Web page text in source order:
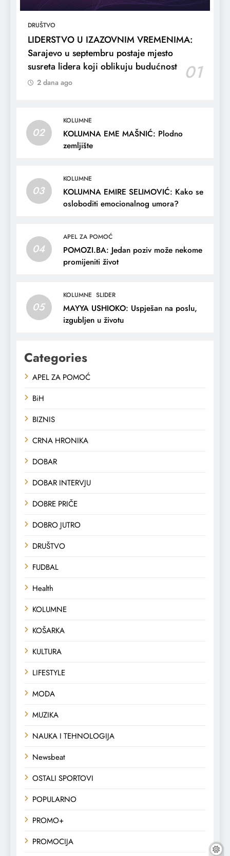
DRUŠTVO
LIDERSTVO U IZAZOVNIM VREMENIMA:
Sarajevo u septembru postaje mjesto
susreta lidera koji oblikuju budućnost
01
2 dana ago
02
KOLUMNE
KOLUMNA EME MAŠNIĆ: Plodno
zemljište
03
KOLUMNE
KOLUMNA EMIRE SELIMOVIĆ: Kako se
osloboditi emocionalnog umora?
04
APEL ZA POMOĆ
POMOZI.BA: Jedan poziv može nekome
promijeniti život
05
KOLUMNE SLIDER
MAYYA USHIOKO: Uspješan na poslu,
izgubljen u životu
Categories
APEL ZA POMOĆ
BiH
BIZNIS
CRNA HRONIKA
DOBAR
DOBAR INTERVJU
DOBRE PRIČE
DOBRO JUTRO
DRUŠTVO
FUDBAL
Health
KOLUMNE
KOŠARKA
KULTURA
LIFESTYLE
MODA
MUZIKA
NAUKA I TEHNOLOGIJA
Newsbeat
OSTALI SPORTOVI
POPULARNO
PROMO+
PROMOCIJA